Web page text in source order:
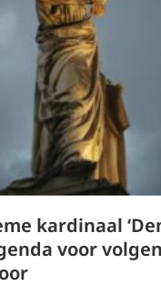
kardinaal
voor